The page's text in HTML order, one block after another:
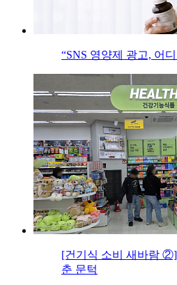
“SNS 영양제 광고, 어
[건기식 소비 새바람
춘 문턱